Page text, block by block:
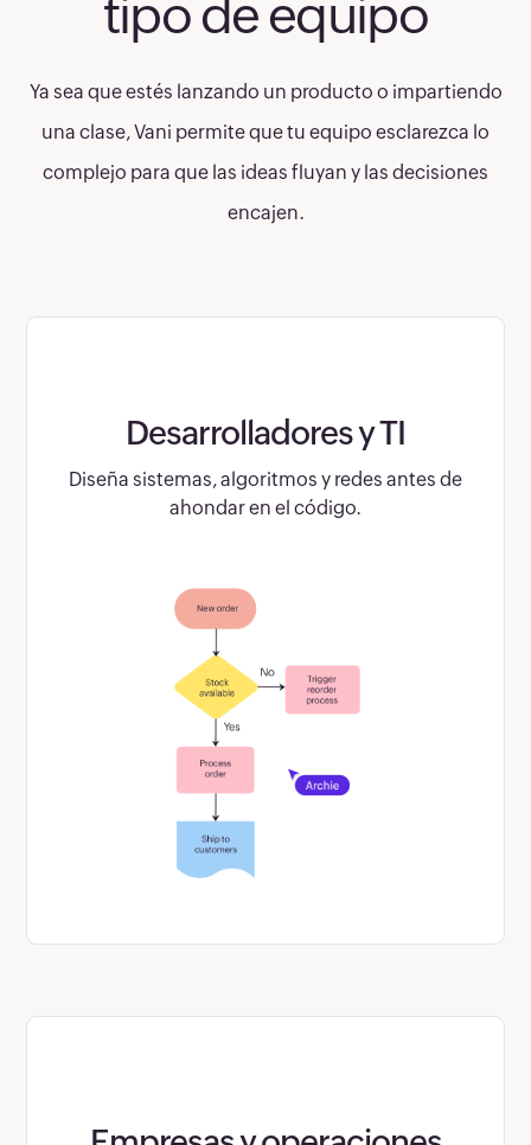
tipo de equipo
Ya sea que estés lanzando un producto o impartiendo
una clase, Vani permite que tu equipo esclarezca lo
complejo para que las ideas fluyan y las decisiones
encajen.
Desarrolladores y TI
Diseña sistemas, algoritmos y redes antes de
ahondar en el código.